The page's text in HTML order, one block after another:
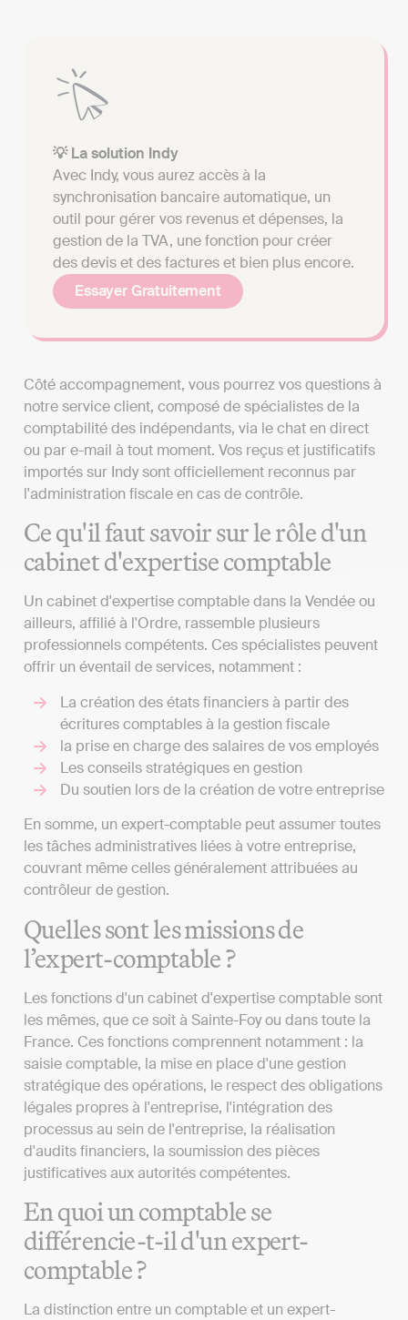
💡 La solution Indy
Avec Indy, vous aurez accès à la
synchronisation bancaire automatique, un
outil pour gérer vos revenus et dépenses, la
gestion de la TVA, une fonction pour créer
des devis et des factures et bien plus encore.
Essayer Gratuitement
Côté accompagnement, vous pourrez vos questions à
notre service client, composé de spécialistes de la
comptabilité des indépendants, via le chat en direct
ou par e-mail à tout moment. Vos reçus et justificatifs
importés sur Indy sont officiellement reconnus par
l'administration fiscale en cas de contrôle.
Ce qu'il faut savoir sur le rôle d'un
cabinet d'expertise comptable
Un cabinet d'expertise comptable dans la Vendée ou
ailleurs, affilié à l'Ordre, rassemble plusieurs
professionnels compétents. Ces spécialistes peuvent
offrir un éventail de services, notamment :
La création des états financiers à partir des
écritures comptables à la gestion fiscale
la prise en charge des salaires de vos employés
Les conseils stratégiques en gestion
Du soutien lors de la création de votre entreprise
En somme, un expert-comptable peut assumer toutes
les tâches administratives liées à votre entreprise,
couvrant même celles généralement attribuées au
contrôleur de gestion.
Quelles sont les missions de
l’expert-comptable ?
Les fonctions d'un cabinet d'expertise comptable sont
les mêmes, que ce soit à Sainte-Foy ou dans toute la
France. Ces fonctions comprennent notamment : la
saisie comptable, la mise en place d'une gestion
stratégique des opérations, le respect des obligations
légales propres à l'entreprise, l'intégration des
processus au sein de l'entreprise, la réalisation
d'audits financiers, la soumission des pièces
justificatives aux autorités compétentes.
En quoi un comptable se
différencie-t-il d'un expert-
comptable ?
La distinction entre un comptable et un expert-